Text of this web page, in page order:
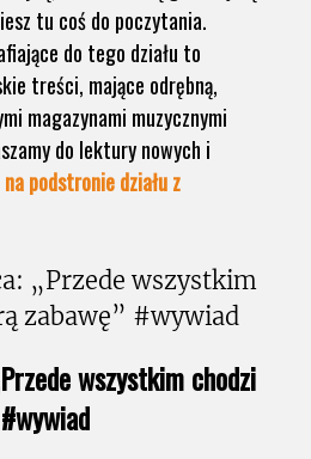
tu coś do poczytania.
do tego działu to
treści, mające odrębną,
magazynami muzycznymi
do lektury nowych i
na podstronie działu z
wszystkim chodzi